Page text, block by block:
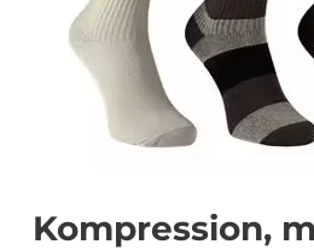
Kompression,